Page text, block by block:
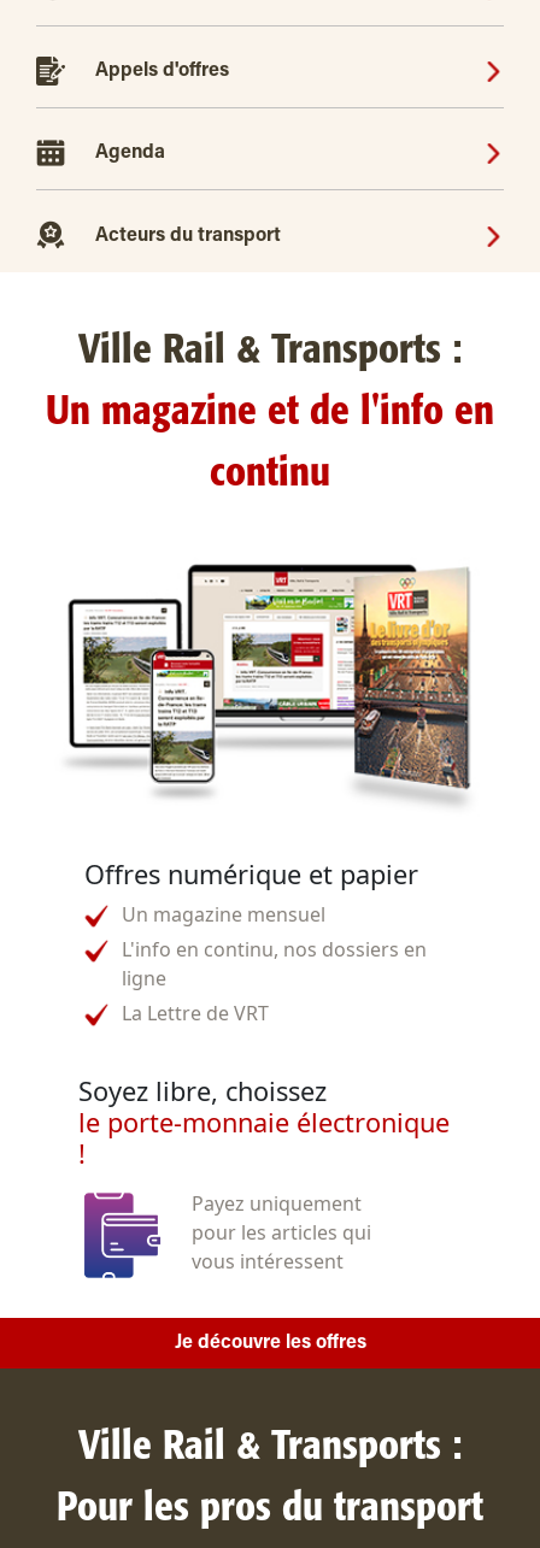
Appels d'offres
Agenda
Acteurs du transport
Ville Rail & Transports :
Un magazine et de l'info en
continu
Offres numérique et papier
Un magazine mensuel
L'info en continu, nos dossiers en
ligne
La Lettre de VRT
Soyez libre, choissez
le porte-monnaie électronique
!
Payez uniquement
pour les articles qui
vous intéressent
Je découvre les offres
Ville Rail & Transports :
Pour les pros du transport